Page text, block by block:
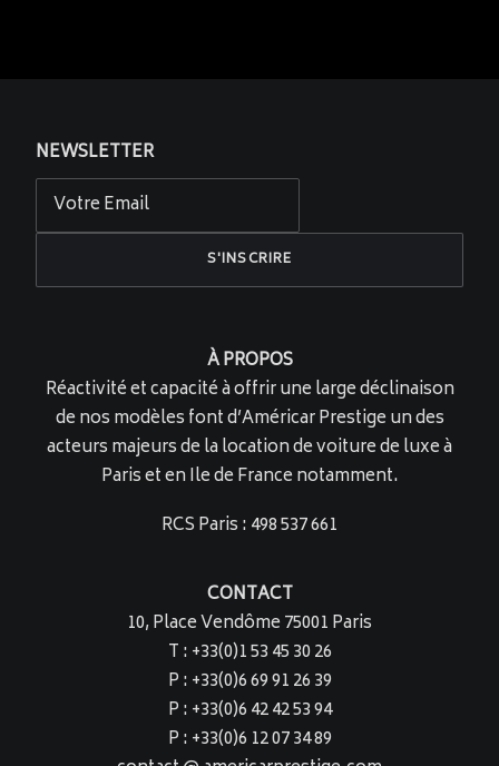
NEWSLETTER
À PROPOS
Réactivité et capacité à offrir une large déclinaison
de nos modèles font d’Américar Prestige un des
acteurs majeurs de la location de voiture de luxe à
Paris et en Ile de France notamment.
RCS Paris : 498 537 661
CONTACT
10, Place Vendôme 75001 Paris
T : +33(0)1 53 45 30 26
P : +33(0)6 69 91 26 39
P : +33(0)6 42 42 53 94
P : +33(0)6 12 07 34 89